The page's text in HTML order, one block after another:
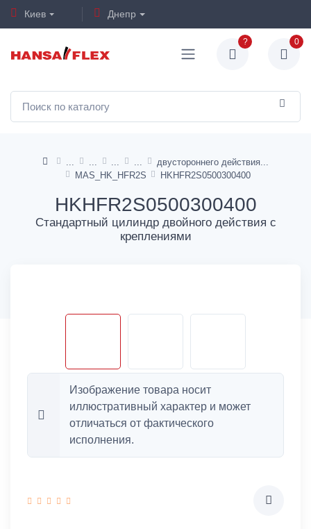
Киев Днепр
? 0
двустороннего действия
MAS_HK_HFR2S
HKHFR2S0500300400
HKHFR2S0500300400
Стандартный цилиндр двойного действия с
креплениями
Изображение товара носит
иллюстративный характер и может
отличаться от фактического
исполнения.